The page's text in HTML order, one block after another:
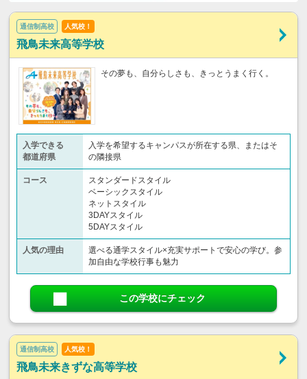
通信制高校 人気校！
飛鳥未来高等学校
その夢も、自分らしさも、きっとうまく行く。
入学できる
都道府県
入学を希望するキャンパスが所在する県、またはそ
の隣接県
コース
スタンダードスタイル
ベーシックスタイル
ネットスタイル
3DAYスタイル
5DAYスタイル
人気の理由
選べる通学スタイル×充実サポートで安心の学び。参
加自由な学校行事も魅力
この学校にチェック
通信制高校 人気校！
飛鳥未来きずな高等学校